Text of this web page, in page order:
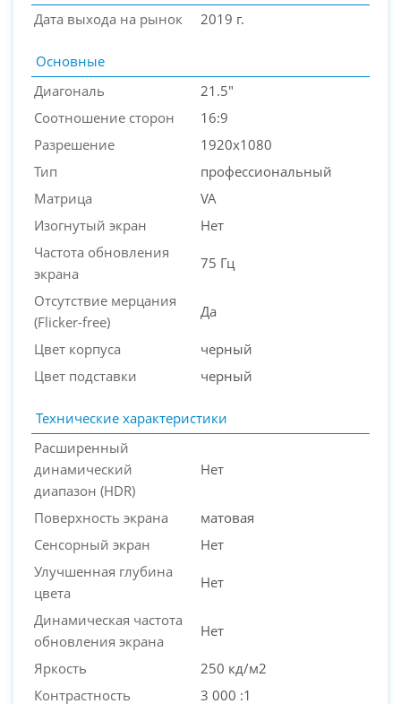
Дата выхода на рынок
2019 г.
Основные
Диагональ
21.5"
Соотношение сторон
16:9
Разрешение
1920x1080
Тип
профессиональный
Матрица
VA
Изогнутый экран
Нет
Частота обновления
экрана
75 Гц
Отсутствие мерцания
(Flicker-free)
Да
Цвет корпуса
черный
Цвет подставки
черный
Технические характеристики
Расширенный
динамический
диапазон (HDR)
Нет
Поверхность экрана
матовая
Сенсорный экран
Нет
Улучшенная глубина
цвета
Нет
Динамическая частота
обновления экрана
Нет
Яркость
250 кд/м2
Контрастность
3 000 :1